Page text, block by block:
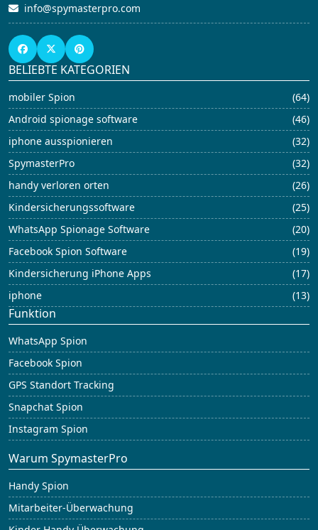
info@spymasterpro.com
BELIEBTE KATEGORIEN
mobiler Spion
(64)
Android spionage software
(46)
iphone ausspionieren
(32)
SpymasterPro
(32)
handy verloren orten
(26)
Kindersicherungssoftware
(25)
WhatsApp Spionage Software
(20)
Facebook Spion Software
(19)
Kindersicherung iPhone Apps
(17)
iphone
(13)
Funktion
WhatsApp Spion
Facebook Spion
GPS Standort Tracking
Snapchat Spion
Instagram Spion
Warum SpymasterPro
Handy Spion
Mitarbeiter-Überwachung